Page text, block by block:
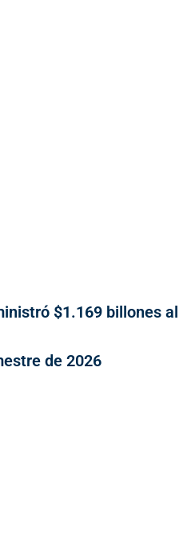
$1.169 billones al
de 2026